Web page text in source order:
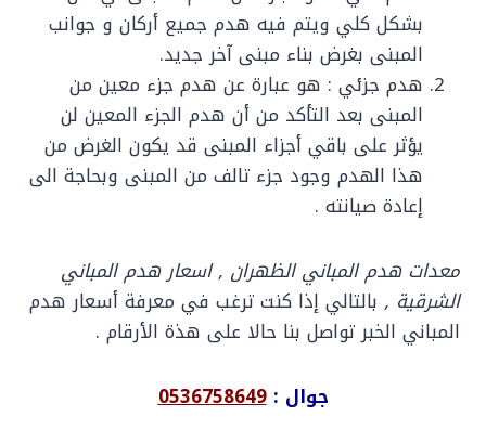
بشكل كلي ويتم فيه هدم جميع أركان و جوانب
المبنى بغرض بناء مبنى آخر جديد.
هدم جزئي : هو عبارة عن هدم جزء معين من
المبنى بعد التأكد من أن هدم الجزء المعين لن
يؤثر على باقي أجزاء المبنى قد يكون الغرض من
هذا الهدم وجود جزء تالف من المبنى وبحاجة الى
إعادة صيانته .
معدات هدم المباني الظهران ,اسعار هدم المباني
الشرقية , بالتالي إذا كنت ترغب في معرفة أسعار هدم
المباني الخبر تواصل بنا حالا على هذة الأرقام .
جوال :0536758649